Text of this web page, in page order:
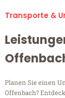
Transporte &
Planen Sie einen
Offenbach?